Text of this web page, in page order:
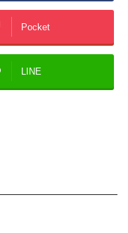
Pocket
LINE